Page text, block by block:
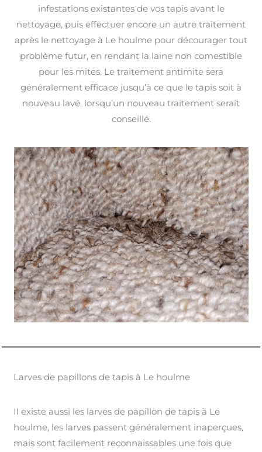
infestations existantes de vos tapis avant le
nettoyage, puis effectuer encore un autre traitement
après le nettoyage à Le houlme pour décourager tout
problème futur, en rendant la laine non comestible
pour les mites. Le traitement antimite sera
généralement efficace jusqu’à ce que le tapis soit à
nouveau lavé, lorsqu’un nouveau traitement serait
conseillé.
Larves de papillons de tapis à Le houlme
Il existe aussi les larves de papillon de tapis à Le
houlme, les larves passent généralement inaperçues,
mais sont facilement reconnaissables une fois que